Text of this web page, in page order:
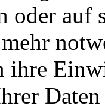
oder auf
ihre